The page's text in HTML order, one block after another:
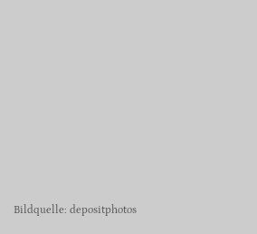
Bildquelle: depositphotos